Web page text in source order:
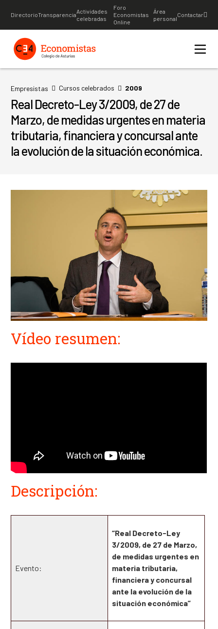
DirectorioTransparencia
Actividades
celebradas
Foro
Economistas
Online
Área
personal
Contactar
Empresistas Cursos celebrados 2009
Real Decreto-Ley 3/2009, de 27 de
Marzo, de medidas urgentes en materia
tributaria, financiera y concursal ante
la evolución de la situación económica.
Vídeo resumen:
Descripción:
Evento:
“Real Decreto-Ley
3/2009, de 27 de Marzo,
de medidas urgentes en
materia tributaria,
financiera y concursal
ante la evolución de la
situación económica”